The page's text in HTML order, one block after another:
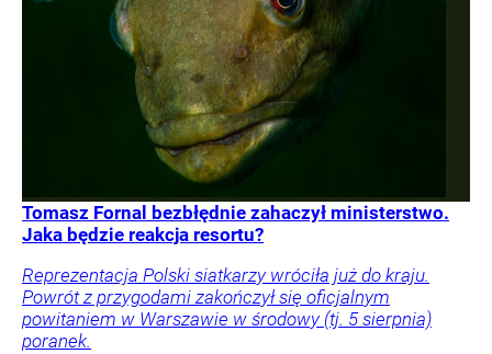
Tomasz Fornal bezbłędnie zahaczył ministerstwo.
Jaka będzie reakcja resortu?
Reprezentacja Polski siatkarzy wróciła już do kraju.
Powrót z przygodami zakończył się oficjalnym
powitaniem w Warszawie w środowy (tj. 5 sierpnia)
poranek.